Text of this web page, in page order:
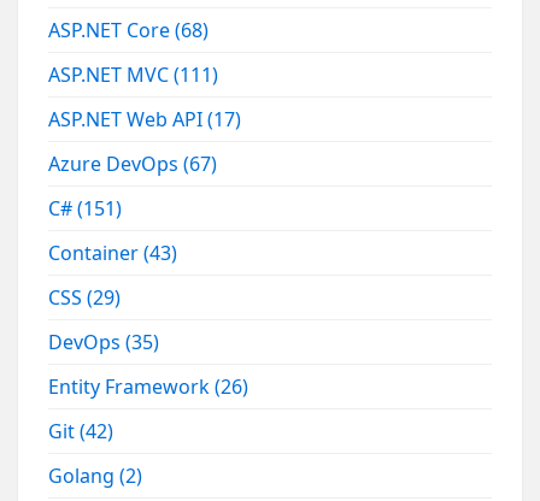
ASP.NET Core(68)
ASP.NET MVC(111)
ASP.NET Web API(17)
Azure DevOps(67)
C#(151)
Container(43)
CSS(29)
DevOps(35)
Entity Framework(26)
Git(42)
Golang(2)